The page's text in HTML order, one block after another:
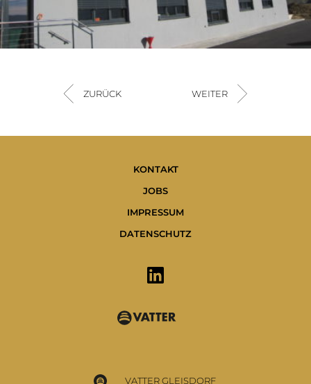
ZURÜCK WEITER
KONTAKT
JOBS
IMPRESSUM
DATENSCHUTZ
VATTER GLEISDORF